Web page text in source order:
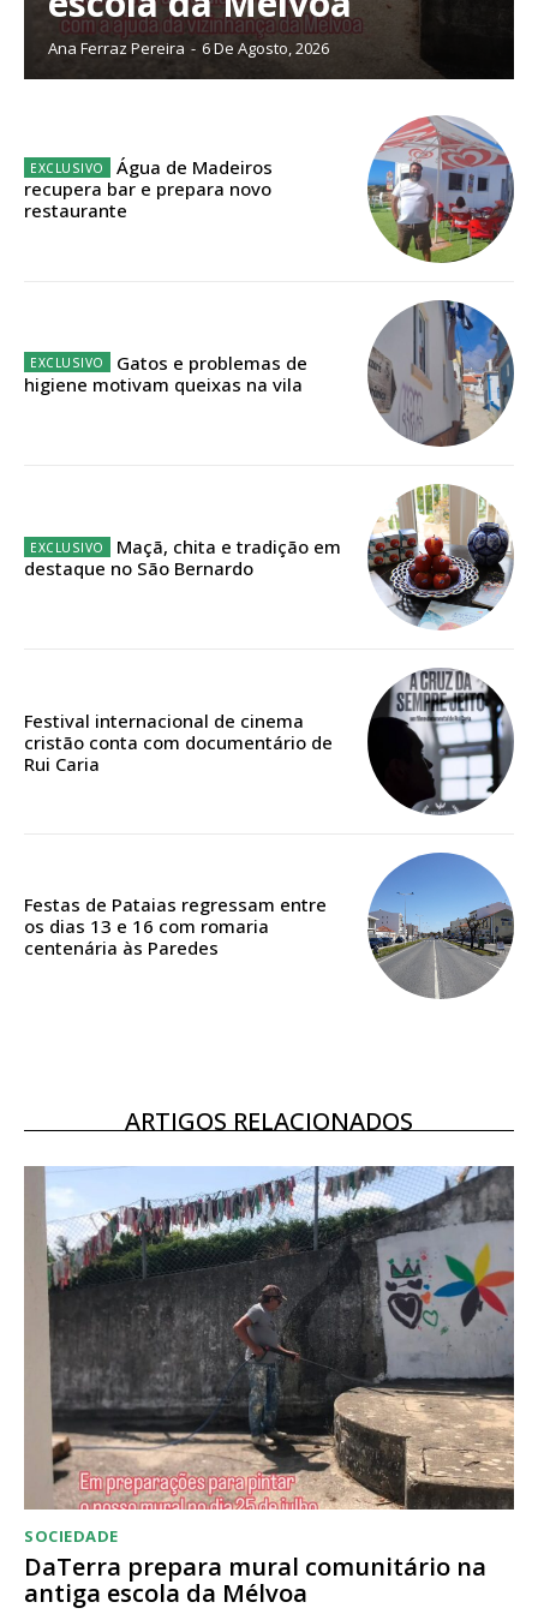
32
Edição em papel entregue à Quinta-feira em sua
casa
Acesso ao conteúdo online
Acesso aos conteúdos Exclusivos para
Escolha o plano
DIGITAL ANUAL
16€
Acesso ao conteúdo online
Acesso aos conteúdos Exclusivos para
Ana Ferraz Pereira - 6 De Agosto, 2026
Água de Madeiros
recupera bar e prepara novo
restaurante
Gatos e problemas de
higiene motivam queixas na vila
Maçã, chita e tradição em
destaque no São Bernardo
Festival internacional de cinema
cristão conta com documentário de
Rui Caria
Festas de Pataias regressam entre
os dias 13 e 16 com romaria
centenária às Paredes
ARTIGOS RELACIONADOS
SOCIEDADE
DaTerra prepara mural comunitário na
antiga escola da Mélvoa